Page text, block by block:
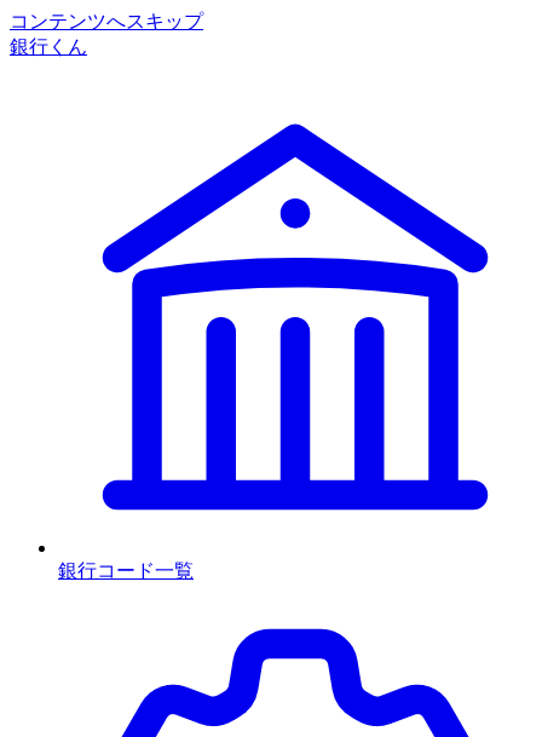
コンテンツへスキップ
銀行くん
銀行コード一覧